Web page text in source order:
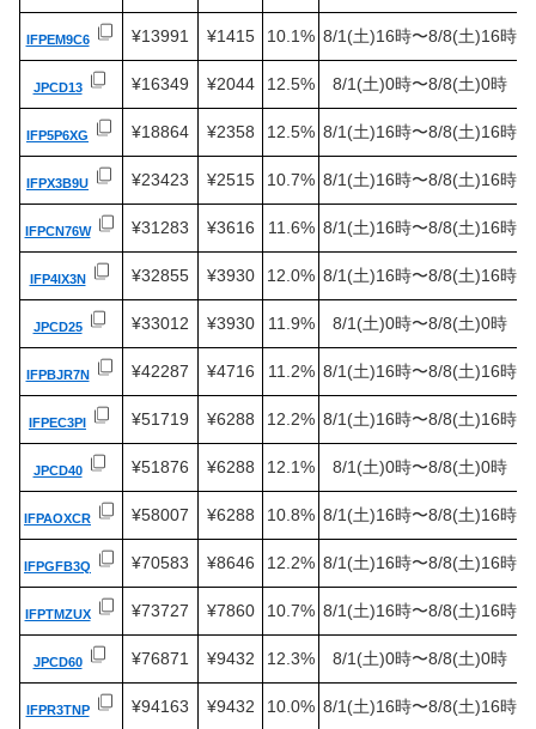
IFPEM9C6 ¥13991 ¥1415 10.1% 8/1(土)16時〜8/8(土)16時
JPCD13 ¥16349 ¥2044 12.5% 8/1(土)0時〜8/8(土)0時
IFP5P6XG ¥18864 ¥2358 12.5% 8/1(土)16時〜8/8(土)16時
IFPX3B9U ¥23423 ¥2515 10.7% 8/1(土)16時〜8/8(土)16時
IFPCN76W ¥31283 ¥3616 11.6% 8/1(土)16時〜8/8(土)16時
IFP4IX3N ¥32855 ¥3930 12.0% 8/1(土)16時〜8/8(土)16時
JPCD25 ¥33012 ¥3930 11.9% 8/1(土)0時〜8/8(土)0時
IFPBJR7N ¥42287 ¥4716 11.2% 8/1(土)16時〜8/8(土)16時
IFPEC3PI ¥51719 ¥6288 12.2% 8/1(土)16時〜8/8(土)16時
JPCD40 ¥51876 ¥6288 12.1% 8/1(土)0時〜8/8(土)0時
IFPAOXCR ¥58007 ¥6288 10.8% 8/1(土)16時〜8/8(土)16時
IFPGFB3Q ¥70583 ¥8646 12.2% 8/1(土)16時〜8/8(土)16時
IFPTMZUX ¥73727 ¥7860 10.7% 8/1(土)16時〜8/8(土)16時
JPCD60 ¥76871 ¥9432 12.3% 8/1(土)0時〜8/8(土)0時
IFPR3TNP ¥94163 ¥9432 10.0% 8/1(土)16時〜8/8(土)16時